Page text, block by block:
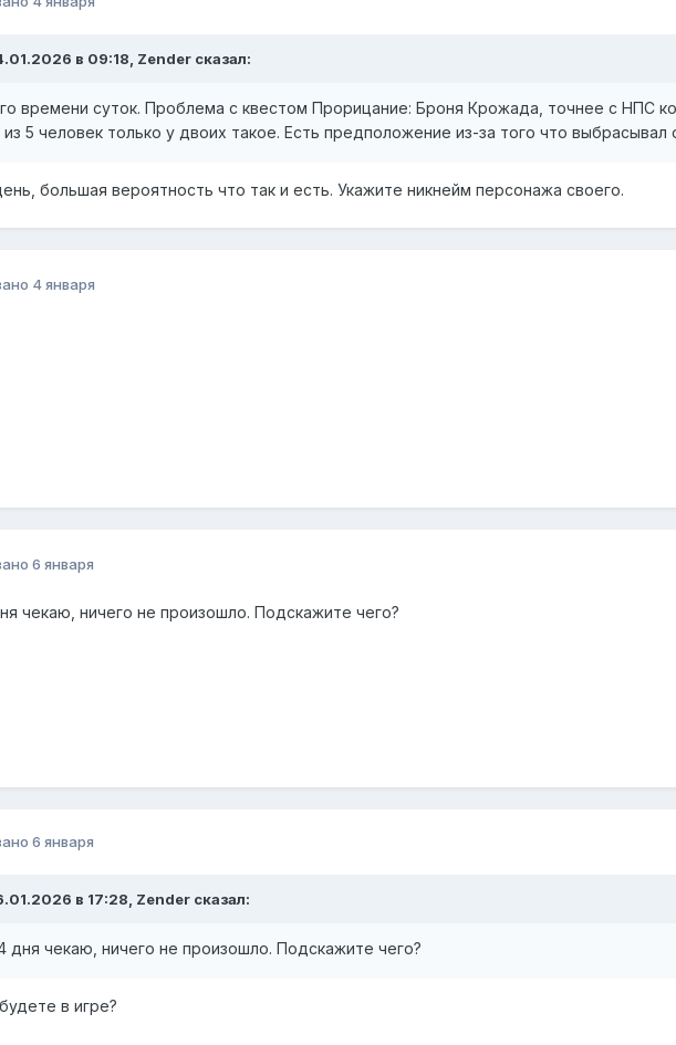
в 09:18, Zender сказал:
времени суток. Проблема с квестом Прорицание: Броня Крожада, точнее с НПС
из 5 человек только у двоих такое. Есть предположение из-за того что выбрасывал
большая вероятность что так и есть. Укажите никнейм персонажа своего.
4 января
6 января
чекаю, ничего не произошло. Подскажите чего?
6 января
в 17:28, Zender сказал:
дня чекаю, ничего не произошло. Подскажите чего?
в игре?